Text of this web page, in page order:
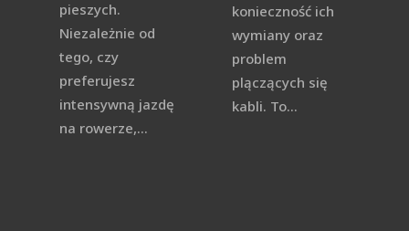
pieszych.
Niezależnie od
tego, czy
preferujesz
intensywną jazdę
na rowerze,...
konieczność ich
wymiany oraz
problem
plączących się
kabli. To...